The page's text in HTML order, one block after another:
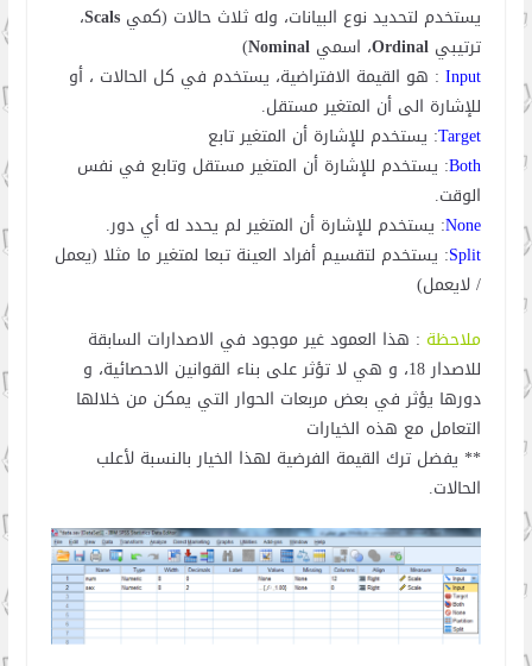
يستخدم لتحديد نوع البيانات، وله ثلاث حالات (كمي Scals،
ترتيبي Ordinal، اسمي Nominal
)
Input: هو القيمة الافتراضية، يستخدم في كل الحالات ، أو
للإشارة الى أن المتغير مستقل.
Target: يستخدم للإشارة أن المتغير تابع
Both: يستخدم للإشارة أن المتغير مستقل وتابع في نفس
الوقت.
None: يستخدم للإشارة أن المتغير لم يحدد له أي دور.
Split: يستخدم لتقسيم أفراد العينة تبعا لمتغير ما مثلا (يعمل
/ لايعمل)
ملاحظة : هذا العمود غير موجود في الاصدارات السابقة
للاصدار 18، و هي لا تؤثر على بناء القوانين الاحصائية، و
دورها يؤثر في بعض مربعات الحوار التي يمكن من خلالها
التعامل مع هذه الخيارات
** يفضل ترك القيمة الفرضية لهذا الخيار بالنسبة لأعلب
الحالات.